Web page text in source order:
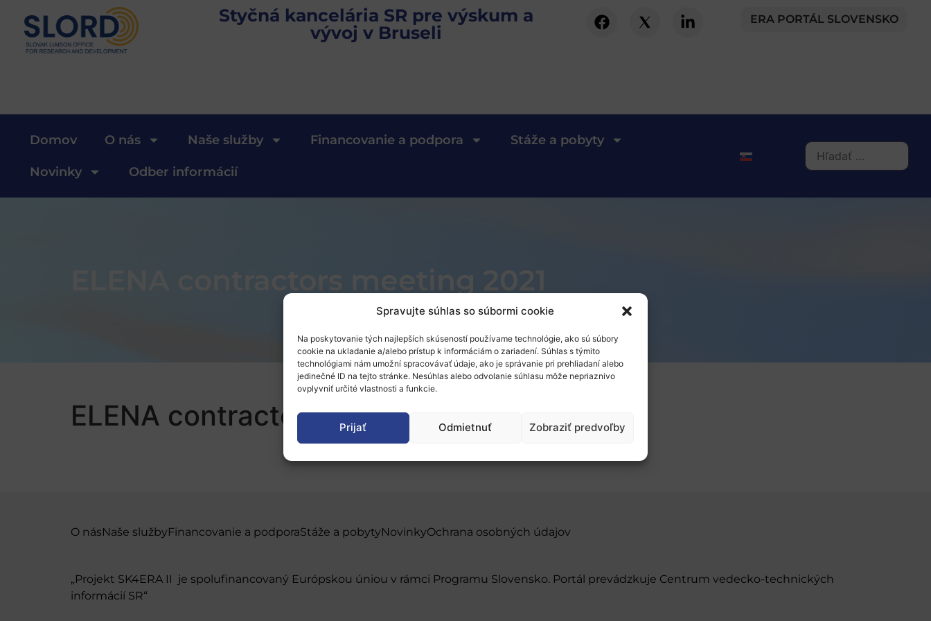
Spravujte súhlas so súbormi cookie
Na poskytovanie tých najlepších skúseností používame technológie, ako sú súbory
cookie na ukladanie a/alebo prístup k informáciám o zariadení. Súhlas s týmito
technológiami nám umožní spracovávať údaje, ako je správanie pri prehliadaní alebo
jedinečné ID na tejto stránke. Nesúhlas alebo odvolanie súhlasu môže nepriaznivo
ovplyvniť určité vlastnosti a funkcie.
Prijať Odmietnuť Zobraziť predvoľby
Styčná kancelária SR pre výskum a
vývoj v Bruseli
ERA PORTÁL SLOVENSKO
Domov O nás Naše služby Financovanie a podpora Stáže a pobyty
Novinky Odber informácií
ELENA contractors meeting 2021
ELENA contractors meeting 2021
O násNaše službyFinancovanie a podporaStáže a pobytyNovinkyOchrana osobných údajov
„Projekt SK4ERA II je spolufinancovaný Európskou úniou v rámci Programu Slovensko. Portál prevádzkuje Centrum vedecko-technických
informácií SR“